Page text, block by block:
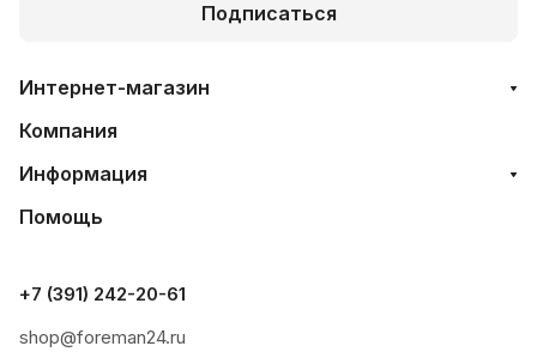
Подписаться
Интернет-магазин
Компания
Информация
Помощь
+7 (391) 242-20-61
shop@foreman24.ru